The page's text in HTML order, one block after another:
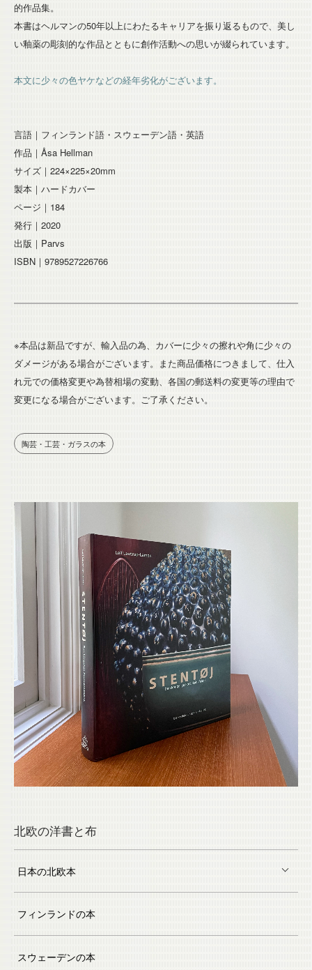
的作品集。
本書はヘルマンの50年以上にわたるキャリアを振り返るもので、美し
い釉薬の彫刻的な作品とともに創作活動への思いが綴られています。
本文に少々の色ヤケなどの経年劣化がございます。
言語｜フィンランド語・スウェーデン語・英語
作品｜Åsa Hellman
サイズ｜224×225×20mm
製本｜ハードカバー
ページ｜184
発行｜2020
出版｜Parvs
ISBN｜9789527226766
※本品は新品ですが、輸入品の為、カバーに少々の擦れや角に少々の
ダメージがある場合がございます。また商品価格につきまして、仕入
れ元での価格変更や為替相場の変動、各国の郵送料の変更等の理由で
変更になる場合がございます。ご了承ください。
陶芸・工芸・ガラスの本
北欧の洋書と布
日本の北欧本
フィンランドの本
スウェーデンの本